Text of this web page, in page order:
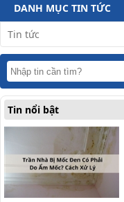
DANH MỤC TIN TỨC
Tin tức
Tin nổi bật